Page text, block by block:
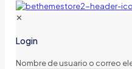
✕
Login
Nombre de usuario o correo